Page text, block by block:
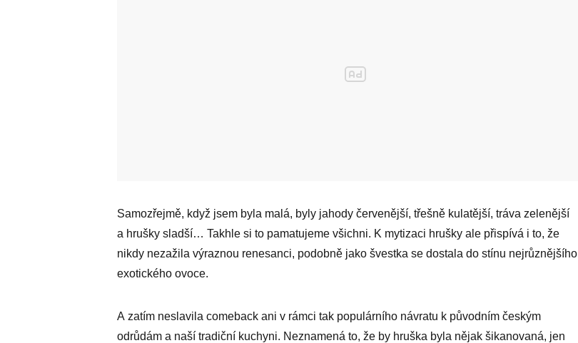
Samozřejmě, když jsem byla malá, byly jahody červenější, třešně kulatější, tráva zelenější
a hrušky sladší… Takhle si to pamatujeme všichni. K mytizaci hrušky ale přispívá i to, že
nikdy nezažila výraznou renesanci, podobně jako švestka se dostala do stínu nejrůznějšího
exotického ovoce.
A zatím neslavila comeback ani v rámci tak populárního návratu k původním českým
odrůdám a naší tradiční kuchyni. Neznamená to, že by hruška byla nějak šikanovaná, jen